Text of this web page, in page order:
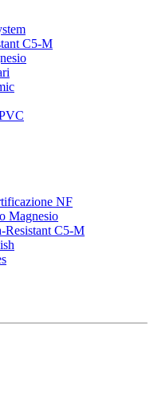
C5-M
NF
Magnesio
Resistant C5-M